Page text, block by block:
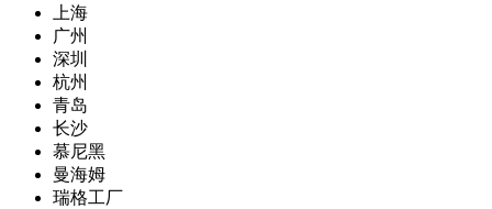
上海
广州
深圳
杭州
青岛
长沙
慕尼黑
曼海姆
瑞格工厂